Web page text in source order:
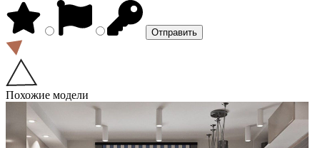
Похожие модели